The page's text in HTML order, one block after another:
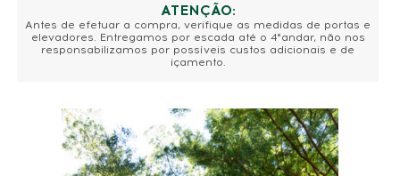
ATENÇÃO:
Antes de efetuar a compra, verifique as medidas de portas e
elevadores. Entregamos por escada até o 4°andar, não nos
responsabilizamos por possíveis custos adicionais e de
içamento.